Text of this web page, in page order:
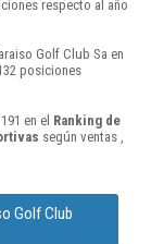
respecto al año
Golf Club Sa en
posiciones
en el Ranking de
según ventas ,
Golf Club